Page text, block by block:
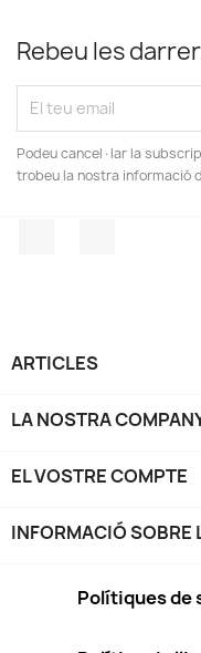
Rebeu les
Podeu cancel·lar la
trobeu la nostra informació
ARTICLES
LA NOSTRA
EL VOSTRE COMPTE
INFORMACIÓ SOBRE
Polítiques de